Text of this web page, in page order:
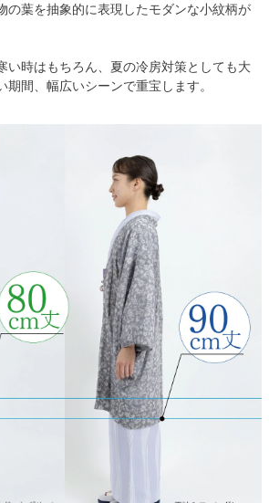
の葉を抽象的に表現したモダンな小紋柄が
い時はもちろん、夏の冷房対策としても大
間、幅広いシーンで重宝します。